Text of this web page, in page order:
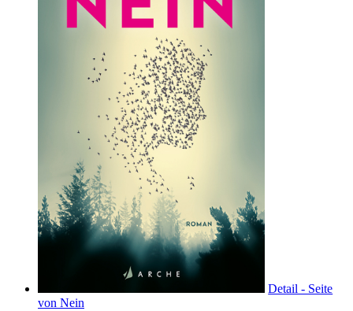
Detail - Seite
von Nein